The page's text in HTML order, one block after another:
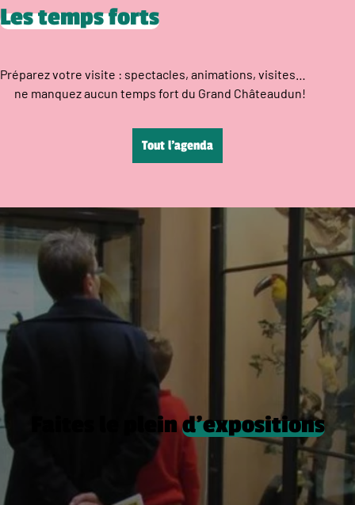
Les temps forts
Préparez votre visite : spectacles, animations, visites…
ne manquez aucun temps fort du Grand Châteaudun!
Tout l’agenda
Faites le pleind’expositions